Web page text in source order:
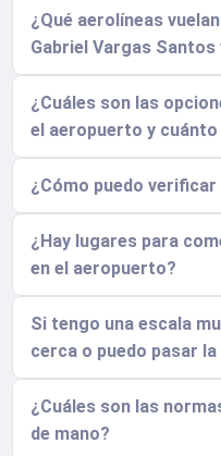
¿Qué aerolíneas
Gabriel Vargas Santos
¿Cuáles son las
el aeropuerto y
¿Cómo puedo
¿Hay lugares para
en el aeropuerto?
Si tengo una escala
cerca o puedo pasar
¿Cuáles son las
de mano?